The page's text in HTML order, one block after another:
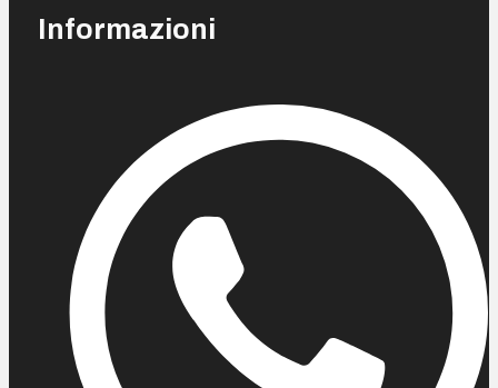
Informazioni